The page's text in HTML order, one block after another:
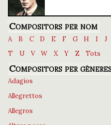
Compositors per nom
A B C D E F G H I J
T
U V W X Y Z Tots
Compositors per
Adagios
Allegrettos
Allegros